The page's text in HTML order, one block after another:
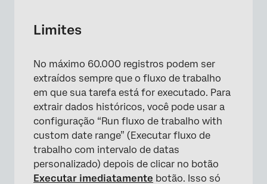
Limites
No máximo 60.000 registros podem ser
extraídos sempre que o fluxo de trabalho
em que sua tarefa está for executado. Para
extrair dados históricos, você pode usar a
configuração “Run fluxo de trabalho with
custom date range” (Executar fluxo de
trabalho com intervalo de datas
personalizado) depois de clicar no botão
Executar imediatamente botão. Isso só